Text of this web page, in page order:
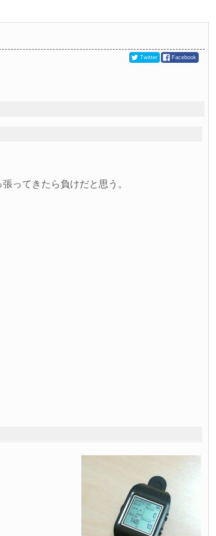
Twitter Facebook
ってきたら負けだと思う。